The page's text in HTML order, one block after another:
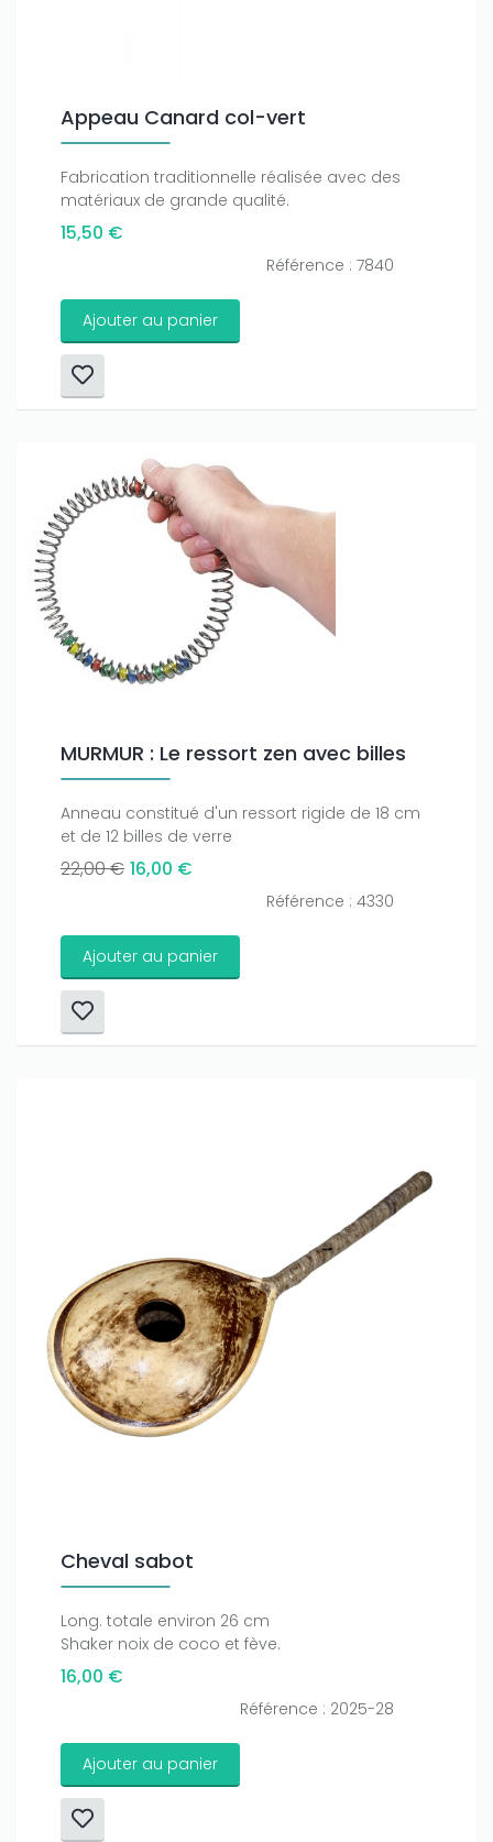
Appeau Canard col-vert
Fabrication traditionnelle réalisée avec des
matériaux de grande qualité.
15,50 €
Référence : 7840
Ajouter au panier
MURMUR : Le ressort zen avec billes
Anneau constitué d'un ressort rigide de 18 cm
et de 12 billes de verre
22,00 € 16,00 €
Référence : 4330
Ajouter au panier
Cheval sabot
Long. totale environ 26 cm
Shaker noix de coco et fève.
16,00 €
Référence : 2025-28
Ajouter au panier